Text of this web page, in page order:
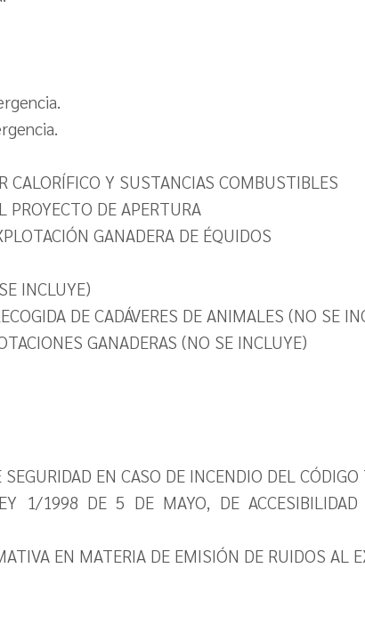
CALORÍFICO Y SUSTANCIAS COMBUSTIBLES
PROYECTO DE APERTURA
GANADERA DE ÉQUIDOS
INCLUYE)
DE CADÁVERES DE ANIMALES (NO SE
GANADERAS (NO SE INCLUYE)
EN CASO DE INCENDIO DEL CÓDIGO
1/1998 DE 5 DE MAYO, DE ACCESIBILIDAD
EN MATERIA DE EMISIÓN DE RUIDOS AL